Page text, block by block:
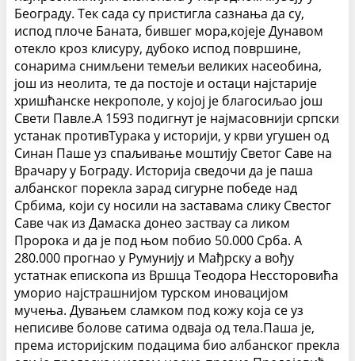
Београду. Тек сада су пристигла сазнања да су,
испод плоче Баната, бившег мора,којеје Дунавом
отекло кроз клисуру, дубоко испод површине,
сонарима снимљени темељи великих насеобина,
још из неолита, те да постоје и остаци најстарије
хришћанске некрополе, у којој је благосиљао још
Свети Павле.А 1593 подигнут је најмасовнији српски
устанак противТурака у историји, у крви угушен од
Синан Паше уз спаљивање моштију Светог Саве на
Врачару у Бограду. Историја сведочи да је паша
албанског порекла зарад сигурне победе над
Србима, који су носили на заставама слику Свестог
Саве чак из Дамаска донео заствау са ликом
Пророка и да је под њом побио 50.000 Срба. А
280.000 прогнао у Румунију и Мађрску а вођу
устатнак епископа из Вршца Теодора Нессторовића
уморио најстрашнијом турском иновацијом
мучења. Дувањем сламком под кожу која се уз
неписиве болове сатима одваја од тела.Паша је,
према историјским подацима био албанског прекла